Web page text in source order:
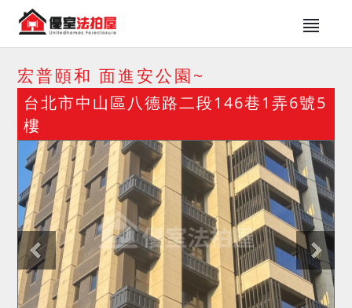
宏普頤和 面進安公園~
台北市中山區八德路二段146巷1弄6號5
樓